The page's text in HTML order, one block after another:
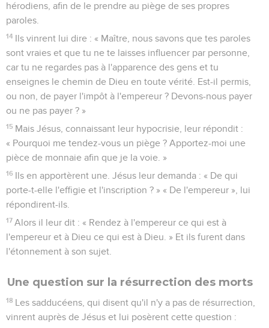
hérodiens, afin de le prendre au piège de ses propres
paroles.
14 Ils vinrent lui dire : « Maître, nous savons que tes paroles
sont vraies et que tu ne te laisses influencer par personne,
car tu ne regardes pas à l'apparence des gens et tu
enseignes le chemin de Dieu en toute vérité. Est-il permis,
ou non, de payer l'impôt à l'empereur ? Devons-nous payer
ou ne pas payer ? »
15 Mais Jésus, connaissant leur hypocrisie, leur répondit :
« Pourquoi me tendez-vous un piège ? Apportez-moi une
pièce de monnaie afin que je la voie. »
16 Ils en apportèrent une. Jésus leur demanda : « De qui
porte-t-elle l'effigie et l'inscription ? » « De l'empereur », lui
répondirent-ils.
17 Alors il leur dit : « Rendez à l'empereur ce qui est à
l'empereur et à Dieu ce qui est à Dieu. » Et ils furent dans
l'étonnement à son sujet.
Une question sur la résurrection des morts
18 Les sadducéens, qui disent qu'il n'y a pas de résurrection,
vinrent auprès de Jésus et lui posèrent cette question :